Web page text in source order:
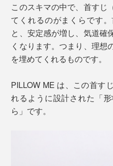
このスキマの中で、首すじ
てくれるのがまくらです
と、安定感が増し、気道確
くなります。つまり、理想
を埋めてくれるものです。
PILLOW ME は、この首す
れるように設計された「
ら」です。